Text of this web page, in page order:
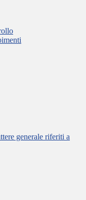
generale riferiti a